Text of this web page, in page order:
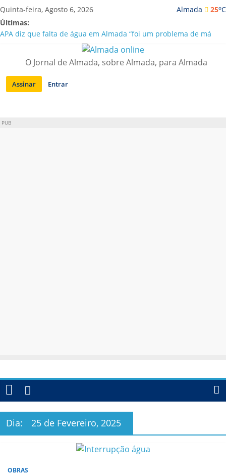
Saltar
para
conteúdo
Almada 25oC
Quinta-feira, Agosto 6, 2026
Últimas:
APA diz que falta de água em Almada “foi um problema de má
Laranjeiro | Cultura pop asiática invade a Casa Amarela
Ponte 25 de Abril celebra 60 anos com programa cultural entre
Lisboa e Almada
Situação de alerta em Almada renovada até final de Agosto
O Jornal de Almada, sobre Almada, para Almada
Assinar Entrar
PUB
Dia: 25 de Fevereiro, 2025
OBRAS